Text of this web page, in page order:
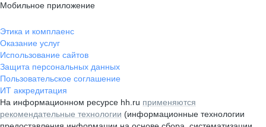
Мобильное приложение
Этика и комплаенс
Оказание услуг
Использование сайтов
Защита персональных данных
Пользовательское соглашение
ИТ аккредитация
На информационном ресурсе hh.ru применяются
рекомендательные технологии (информационные технологии